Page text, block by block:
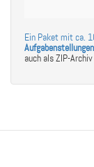
Ein Paket mit ca.
auch als ZIP-